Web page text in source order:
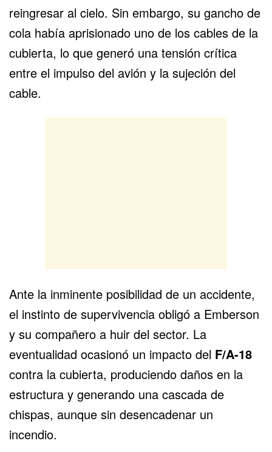
reingresar al cielo. Sin embargo, su gancho de
cola había aprisionado uno de los cables de la
cubierta, lo que generó una tensión crítica
entre el impulso del avión y la sujeción del
cable.
Ante la inminente posibilidad de un accidente,
el instinto de supervivencia obligó a Emberson
y su compañero a huir del sector. La
eventualidad ocasionó un impacto del F/A-18
contra la cubierta, produciendo daños en la
estructura y generando una cascada de
chispas, aunque sin desencadenar un
incendio.